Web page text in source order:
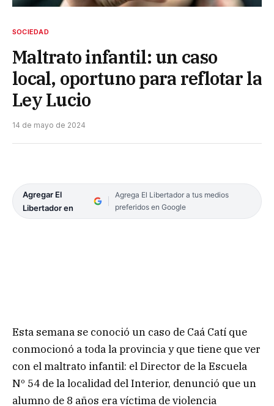
SOCIEDAD
Maltrato infantil: un caso
local, oportuno para reflotar la
Ley Lucio
14 de mayo de 2024
Agregar El
Libertador en
Agrega El Libertador a tus medios
preferidos en Google
Esta semana se conoció un caso de Caá Catí que
conmocionó a toda la provincia y que tiene que ver
con el maltrato infantil: el Director de la Escuela
Nº 54 de la localidad del Interior, denunció que un
alumno de 8 años era víctima de violencia